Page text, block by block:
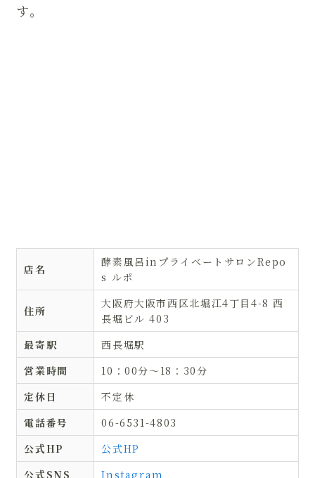
す。
店名
酵素風呂inプライベートサロンRepo
s ルポ
住所
大阪府大阪市西区北堀江4丁目4-8 西
長堀ビル 403
最寄駅
西長堀駅
営業時間
10：00分～18：30分
定休日
不定休
電話番号
06-6531-4803
公式HP
公式HP
公式SNS
Instagram